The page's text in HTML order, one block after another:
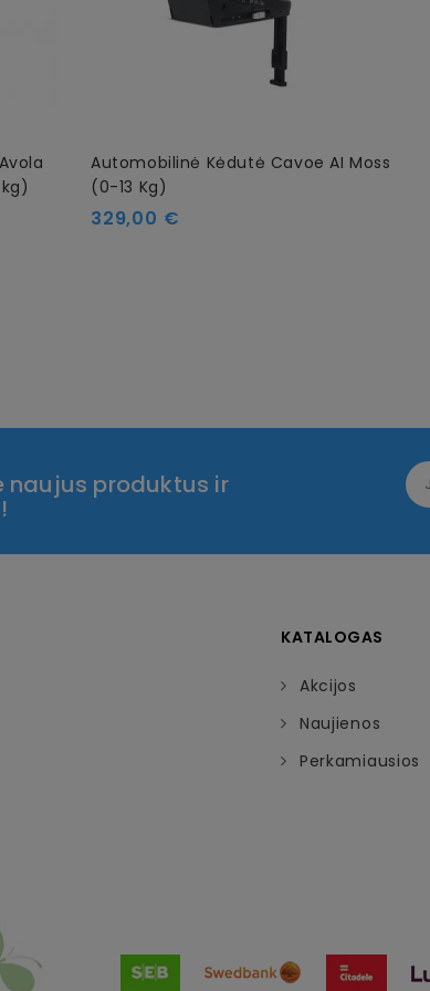
Automobilinė Kėdutė Cavoe AI Moss
(0-13 Kg)
Kaina
329,00 €
naujus produktus ir
KATALOGAS
Akcijos
Naujienos
Perkamiausios